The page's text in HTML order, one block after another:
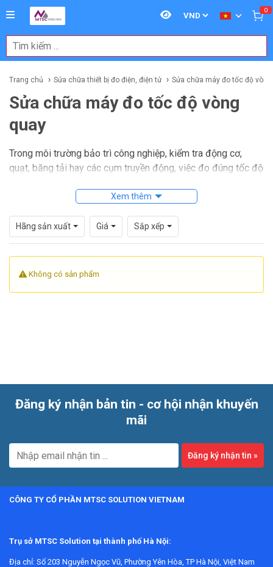
0
Trang chủ Sửa chữa thiết bị đo điện, điện tử Sửa chữa máy đo tốc độ
Sửa chữa máy đo tốc độ vòng
quay
Trong môi trường bảo trì công nghiệp, kiểm tra động cơ,
quạt, băng tải hay các cụm truyền động, việc đo đúng tốc độ
Khi thiết bị hiển thị sai, phản hồi chậm, không đo được tín
gián đoạn và làm giảm độ tin cậy của dữ liệu.
đo lường ổn định cho công tác bảo trì, kiểm tra và giám sát
thiết bị quay. Với các dòng máy dùng trong nhà máy, phòng
Xem thêm
Hãng sản xuất Giá Sắp xếp
Không có sản phẩm
Đăng ký nhận bản tin - cơ hội nhận khuyến
mãi
Đăng ký nhận tin »
CÔNG TY CỔ PHẦN MTSC SOLUTION VIETNAM
Trụ sở MTSC Solution tại thành phố Hà Nội:
Địa chỉ: Số 203 Nguyễn Ngọc Vũ, Phường Yên Hòa, TP Hà Nội, Việt Nam